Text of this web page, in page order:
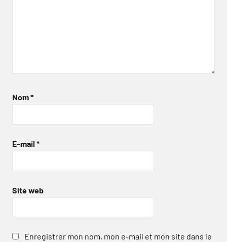
Nom*
E-mail *
Site web
Enregistrer mon nom, mon e-mail et mon site dans le